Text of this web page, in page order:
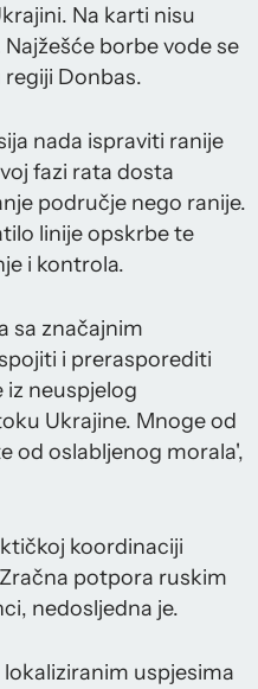
Na karti nisu
borbe vode se
Donbas.
nada ispraviti ranije
fazi rata dosta
područje nego ranije.
linije opskrbe te
i kontrola.
sa značajnim
i prerasporediti
iz neuspjelog
Ukrajine. Mnoge od
od oslabljenog morala',
koordinaciji
potpora ruskim
nedosljedna je.
uspjesima